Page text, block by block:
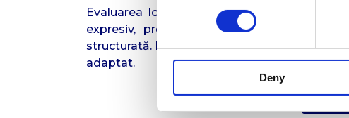
Deny
Evaluarea logopedică presupune
expresiv, probe de articulare. Dar și
structurată. Diagnosticul corect este
adaptat.
+